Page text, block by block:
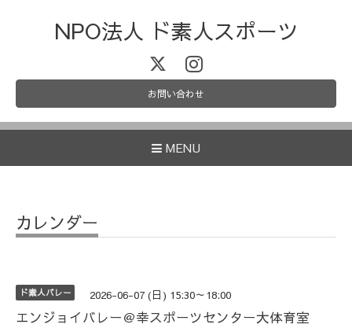
NPO法人 ド素人スポーツ
お問い合わせ
MENU
カレンダー
ド素人バレー 2026-06-07 (日) 15:30～18:00
エンジョイバレー＠幸スポーツセンター大体育室